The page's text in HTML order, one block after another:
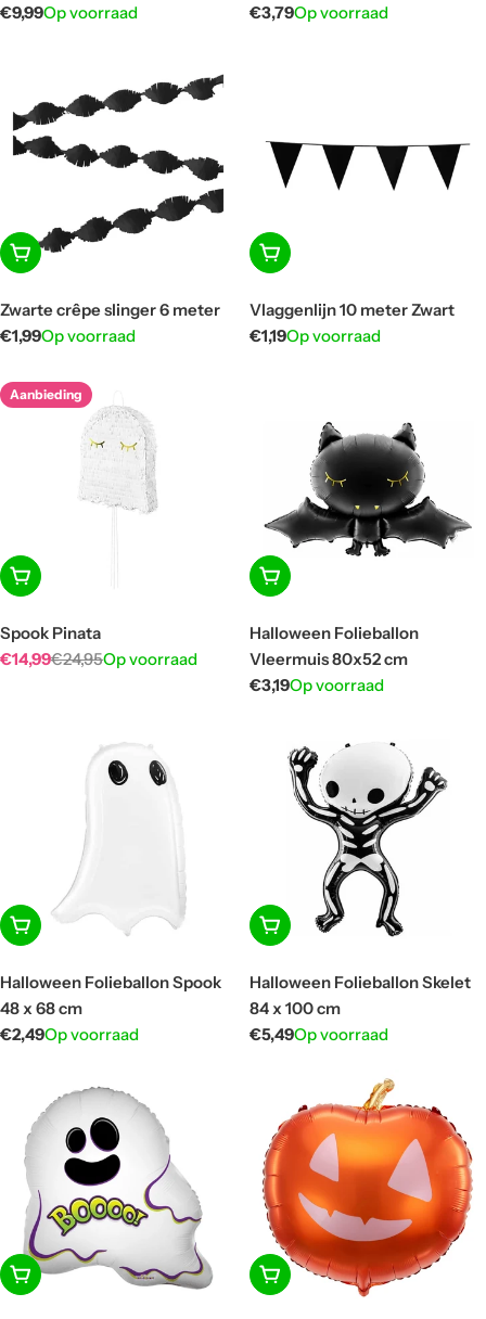
Normale
€9,99Op voorraad
Normale
€3,79Op voorraad
In winkelwagen
Zwarte crêpe slinger 6 meter
Normale
€1,99Op voorraad
In winkelwagen
Vlaggenlijn 10 meter Zwart
Normale
€1,19Op voorraad
Aanbieding
In winkelwagen
Spook Pinata
Aanbiedingsprijs
€14,99
Normale€24,95Op voorraad
In winkelwagen
Halloween Folieballon
Vleermuis 80x52 cm
Normale
€3,19Op voorraad
In winkelwagen
Halloween Folieballon Spook
48 x 68 cm
Normale
€2,49Op voorraad
In winkelwagen
Halloween Folieballon Skelet
84 x 100 cm
Normale
€5,49Op voorraad
In winkelwagen In winkelwagen